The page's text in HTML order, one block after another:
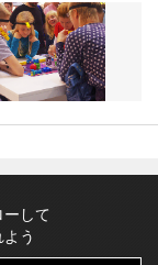
して
う